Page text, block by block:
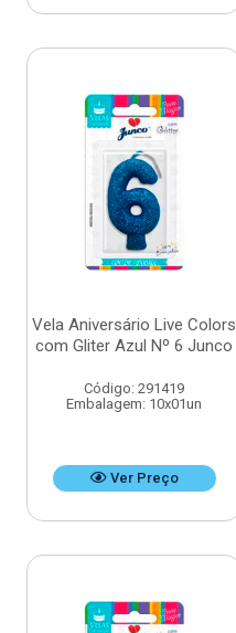
Vela Aniversário Live Colors
com Gliter Azul Nº 6 Junco
Código: 291419
Embalagem: 10x01un
Ver Preço